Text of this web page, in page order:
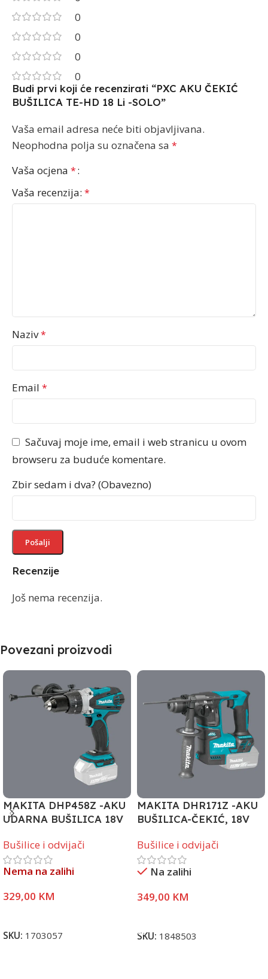
0
0
0
0
Recenzije
Još nema recenzija.
Budi prvi koji će recenzirati “PXC AKU ČEKIĆ
BUŠILICA TE-HD 18 Li -SOLO”
Vaša email adresa neće biti objavljivana.
Neophodna polja su označena sa *
Vaša ocjena *
Vaša recenzija: *
Naziv*
Email *
Sačuvaj moje ime, email i web stranicu u ovom
browseru za buduće komentare.
Zbir sedam i dva? (Obavezno)
Povezani proizvodi
MAKITA DHP458Z -AKU
UDARNA BUŠILICA 18V
Bušilice i odvijači
Nema na zalihi
329,00 KM
SKU: 1703057
MAKITA DHR171Z -AKU
BUŠILICA-ČEKIĆ, 18V
Bušilice i odvijači
Na zalihi
349,00 KM
SKU: 1848503